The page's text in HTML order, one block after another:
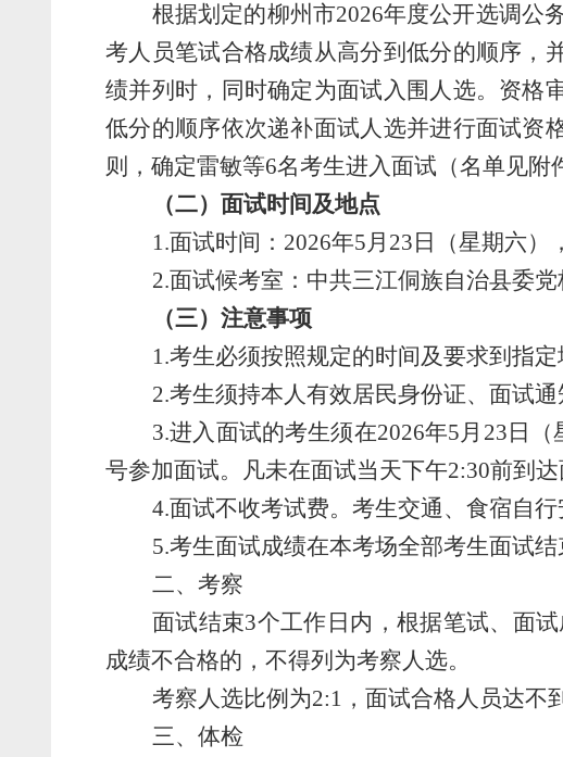
根据划定的柳州市2026年度公开选调公
考人员笔试合格成绩从高分到低分的顺序，
绩并列时，同时确定为面试入围人选。资格
低分的顺序依次递补面试人选并进行面试资
则， 确定雷敏等6名考生进入面试 （名单见附
（二）面试时间及地点
1.面试时间： 2026年5月 23 日 （星期六）
2.面试候考室 ： 中共三江侗族自治县委党
（三） 注意事项
1.考生必须按照规定的时间及要求到指
2.考生须持本人有效居民身份证、面试
3.进入面试的考生须在2026年5月 23 日
号参加面试。
凡未在面试当天下午2:30前到
4.面试不收考试费。考生交通、食宿自行
5.考生面试成绩在本考场全部考生面试结
二、考察
面试结束3个工作日内，根据笔试、面
成绩不合格的，不得列为考察人选。
考察人选比例为2:1 ，面试合格人员达不
三、体检